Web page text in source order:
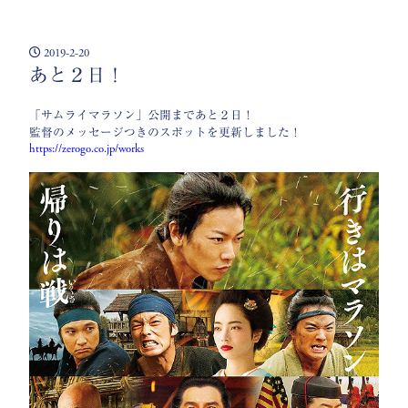
2019-2-20
あと２日！
「サムライマラソン」公開まであと２日！
監督のメッセージつきのスポットを更新しました！
https://zerogo.co.jp/works